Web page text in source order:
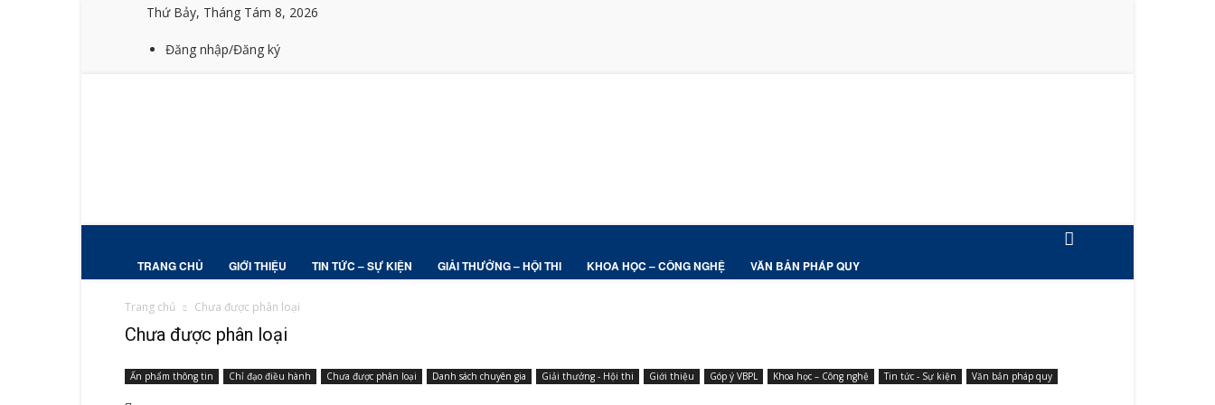
Thứ Bảy, Tháng Tám 8, 2026
Đăng nhập/Đăng ký
TRANG CHỦ GIỚI THIỆU TIN TỨC – SỰ KIỆN GIẢI THƯỞNG – HỘI THI KHOA HỌC – CÔNG NGHỆ VĂN BẢN PHÁP QUY
Trang chủ Chưa được phân loại
Chưa được phân loại
Ấn phẩm thông tin Chỉ đạo điều hành Chưa được phân loại Danh sách chuyên gia Giải thưởng - Hội thi Giới thiệu Góp ý VBPL Khoa học – Công nghệ Tin tức - Sự kiện Văn bản pháp quy